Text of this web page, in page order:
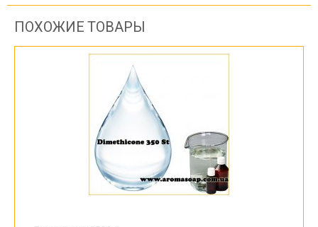
ПОХОЖИЕ ТОВАРЫ